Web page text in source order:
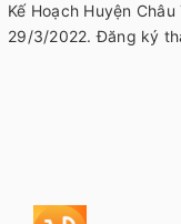
Kế Hoạch Huyện
29/3/2022. Đăng ký